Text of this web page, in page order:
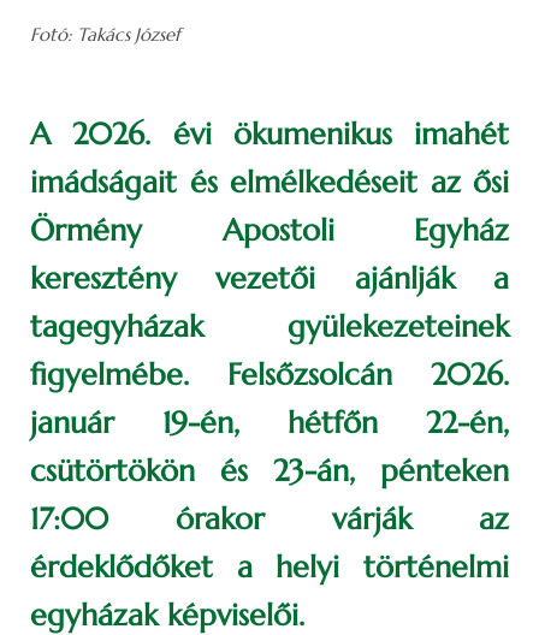
Fotó: Takács József
A 2026. évi ökumenikus imahét
imádságait és elmélkedéseit az ősi
Örmény Apostoli Egyház
keresztény vezetői ajánlják a
tagegyházak gyülekezeteinek
figyelmébe. Felsőzsolcán 2026.
január 19-én, hétfőn 22-én,
csütörtökön és 23-án, pénteken
17:00 órakor várják az
érdeklődőket a helyi történelmi
egyházak képviselői.